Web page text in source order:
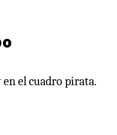
en el cuadro pirata.